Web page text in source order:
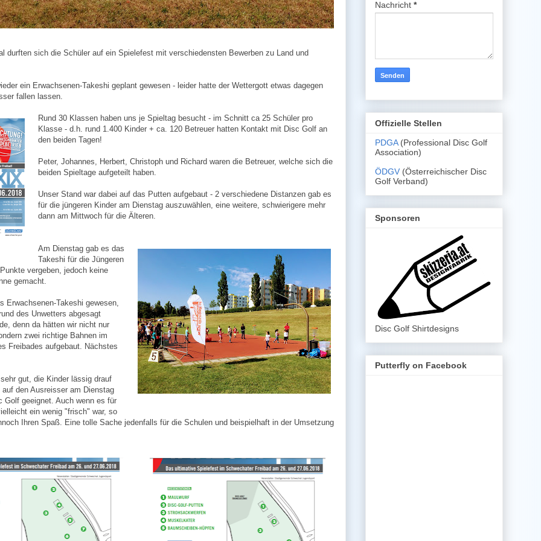
durften sich die Schüler auf ein Spielefest mit verschiedensten Bewerben zu Land und
ein Erwachsenen-Takeshi geplant gewesen - leider hatte der Wettergott etwas dagegen
fallen lassen.
Rund 30 Klassen haben uns je Spieltag besucht - im Schnitt ca 25 Schüler pro
Klasse - d.h. rund 1.400 Kinder + ca. 120 Betreuer hatten Kontakt mit Disc Golf an
den beiden Tagen!
Peter, Johannes, Herbert, Christoph und Richard waren die Betreuer, welche sich die
beiden Spieltage aufgeteilt haben.
Unser Stand war dabei auf das Putten aufgebaut - 2 verschiedene Distanzen gab es
für die jüngeren Kinder am Dienstag auszuwählen, eine weitere, schwierigere mehr
dann am Mittwoch für die Älteren.
Am Dienstag gab es das
Takeshi für die Jüngeren
vergeben, jedoch keine
gemacht.
Erwachsenen-Takeshi gewesen,
des Unwetters abgesagt
denn da hätten wir nicht nur
zwei richtige Bahnen im
Freibades aufgebaut. Nächstes
gut, die Kinder lässig drauf
den Ausreisser am Dienstag
Golf geeignet. Auch wenn es für
ein wenig "frisch" war, so
Ihren Spaß. Eine tolle Sache jedenfalls für die Schulen und beispielhaft in der Umsetzung
Nachricht *
Offizielle Stellen
PDGA (Professional Disc Golf
Association)
ÖDGV (Österreichischer Disc
Golf Verband)
Sponsoren
Disc Golf Shirtdesigns
Putterfly on Facebook